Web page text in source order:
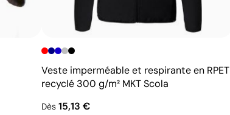
Veste imperméable et respirante en RPET
recyclé 300 g/m² MKT Scola
Dès15,13 €